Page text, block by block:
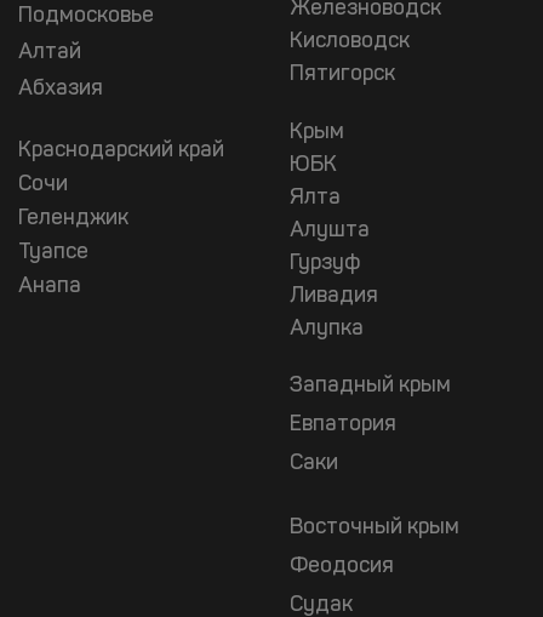
Подмосковье
Алтай
Абхазия
Краснодарский край
Сочи
Геленджик
Туапсе
Анапа
Железноводск
Кисловодск
Пятигорск
Крым
ЮБК
Ялта
Алушта
Гурзуф
Ливадия
Алупка
Западный крым
Евпатория
Саки
Восточный крым
Феодосия
Судак